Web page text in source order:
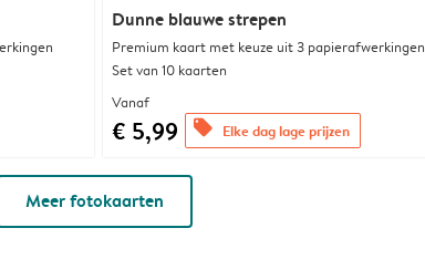
Dunne blauwe strepen
Premium kaart met keuze uit 3 papierafwerkingen
Set van 10 kaarten
Vanaf
€ 5,99 offers Elke dag lage prijzen
Meer fotokaarten